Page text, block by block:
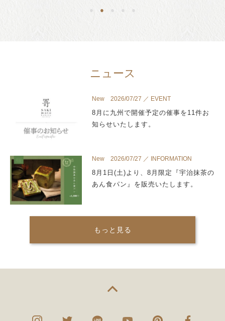
● ● ● ● ●
ニュース
New 2026/07/27 ／ EVENT
8月に九州で開催予定の催事を11件お
知らせいたします。
New 2026/07/27 ／ INFORMATION
8月1日(土)より、8月限定『宇治抹茶の
あん食パン』を販売いたします。
もっと見る